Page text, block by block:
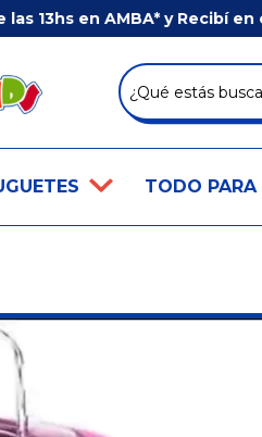
en AMBA* y Recibí en el
TODO PARA